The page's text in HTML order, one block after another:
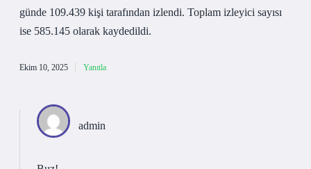
günde 109.439 kişi tarafından izlendi. Toplam izleyici sayısı
ise 585.145 olarak kaydedildi.
Ekim 10, 2025 Yanıtla
admin